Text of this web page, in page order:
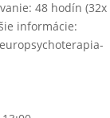
48 hodín (32x
informácie: